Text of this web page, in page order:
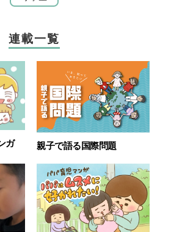
連載一覧
ガ 親子で語る国際問題